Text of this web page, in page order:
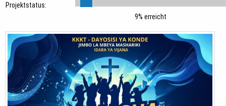
Projektstatus:
9% erreicht